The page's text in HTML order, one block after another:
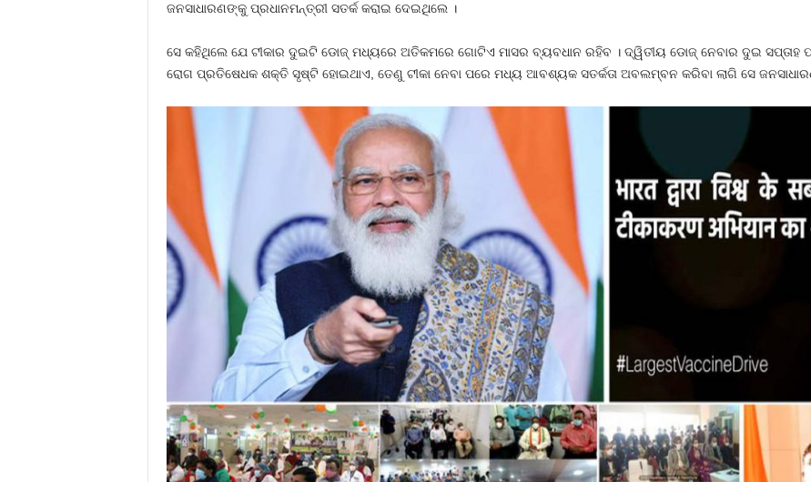
ଜନସାଧାରଣଙ୍କୁ ପ୍ରଧାନମନ୍ତ୍ରୀ ସତର୍କ କରାଇ ଦେଇଥିଲେ ।
ସେ କହିଥିଲେ ଯେ ଟୀକାର ଦୁଇଟି ଡୋଜ୍ ମଧ୍ୟରେ ଅତିକମରେ ଗୋଟିଏ ମାସର ବ୍ୟବଧାନ ରହିବ । ଦ୍ୱିତୀୟ ଡୋଜ୍ ନେବାର ଦୁଇ ସପ୍ତାହ
ରୋଗ ପ୍ରତିଷେଧକ ଶକ୍ତି ସୃଷ୍ଟି ହୋଇଥାଏ, ତେଣୁ ଟୀକା ନେବା ପରେ ମଧ୍ୟ ଆବଶ୍ୟକ ସତର୍କତା ଅବଲମ୍ବନ କରିବା ଲାଗି ସେ